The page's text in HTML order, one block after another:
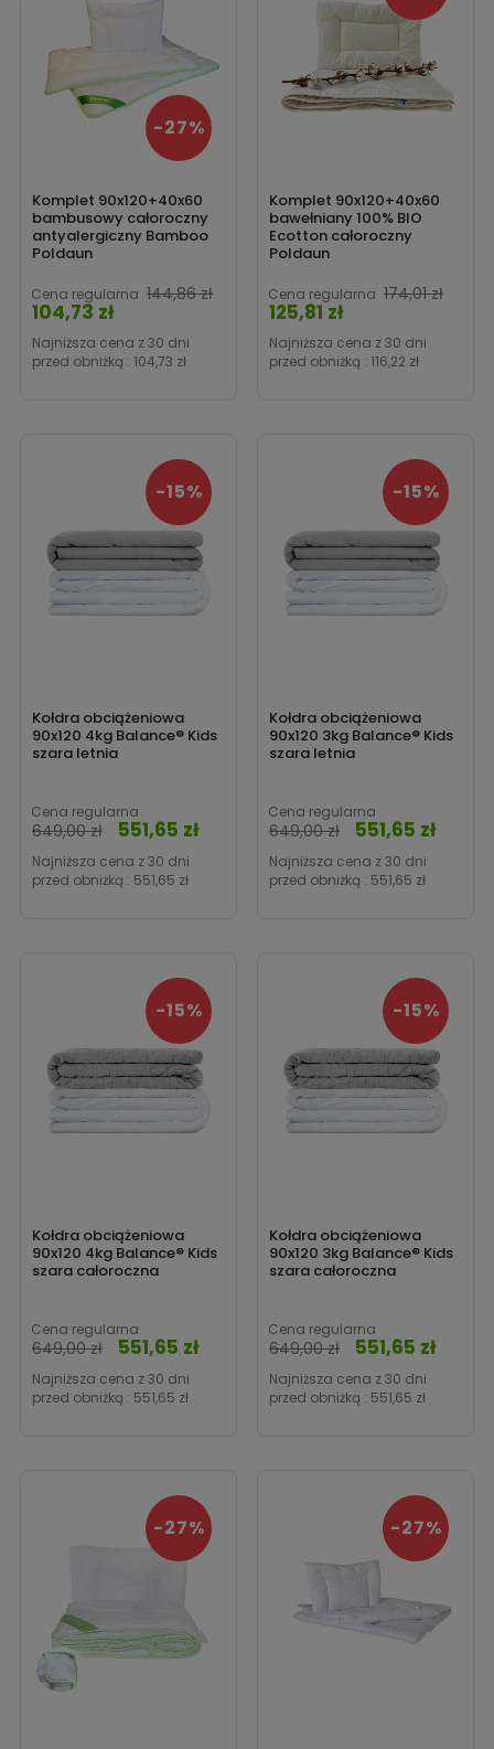
Komplet 90x120+40x60
bambusowy całoroczny
antyalergiczny Bamboo
Poldaun
Cena regularna 144,86 zł
-27%
Cena
104,73 zł
Najniższa cena z 30 dni
przed obniżką : 104,73 zł
Komplet 90x120+40x60
bawełniany 100% BIO
Ecotton całoroczny
Poldaun
Cena regularna 174,01 zł
125,81 zł
Najniższa cena z 30 dni
przed obniżką : 116,22 zł
Kołdra obciążeniowa
90x120 4kg Balance® Kids
szara letnia
Cena regularna
649,00 zł
-15%
Cena
551,65 zł
Najniższa cena z 30 dni
przed obniżką : 551,65 zł
Kołdra obciążeniowa
90x120 3kg Balance® Kids
szara letnia
Cena regularna
649,00 zł
-15%
Cena
551,65 zł
Najniższa cena z 30 dni
przed obniżką : 551,65 zł
Kołdra obciążeniowa
90x120 4kg Balance® Kids
szara całoroczna
Cena regularna
649,00 zł
-15%
Cena
551,65 zł
Najniższa cena z 30 dni
przed obniżką : 551,65 zł
Kołdra obciążeniowa
90x120 3kg Balance® Kids
szara całoroczna
Cena regularna
649,00 zł
-15%
Cena
551,65 zł
Najniższa cena z 30 dni
przed obniżką : 551,65 zł
-27% -27%